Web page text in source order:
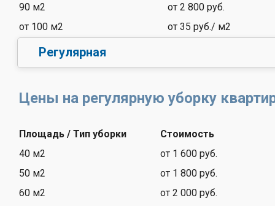
90 м2
от 2 800 руб.
от 100 м2
от 35 руб./ м2
Регулярная
Цены на регулярную уборку
Площадь / Тип уборки
Стоимость
40 м2
от 1 600 руб.
50 м2
от 1 800 руб.
60 м2
от 2 000 руб.